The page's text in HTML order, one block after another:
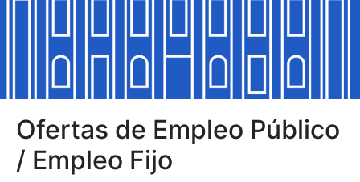
Mostrar/Ocultar
Mostrar/Ocultar
Mostrar/Ocultar
Mostrar/Ocultar
Ofertas de Empleo Público
/ Empleo Fijo